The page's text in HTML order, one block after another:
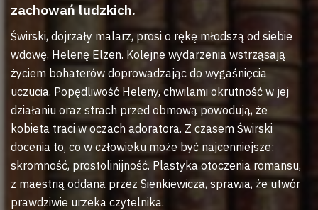
zachowań ludzkich.
Świrski, dojrzały malarz, prosi o rękę młodszą od siebie
wdowę, Helenę Elzen. Kolejne wydarzenia wstrząsają
życiem bohaterów doprowadzając do wygaśnięcia
uczucia. Popędliwość Heleny, chwilami okrutność w jej
działaniu oraz strach przed obmową powodują, że
kobieta traci w oczach adoratora. Z czasem Świrski
docenia to, co w człowieku może być najcenniejsze:
skromność, prostolinijność. Plastyka otoczenia romansu,
z maestrią oddana przez Sienkiewicza, sprawia, że utwór
prawdziwie urzeka czytelnika.